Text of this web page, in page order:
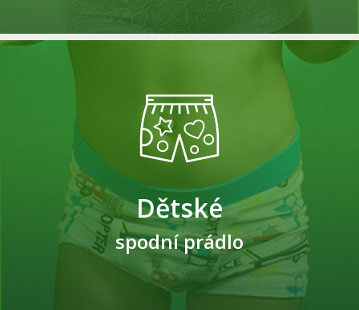
Dětské
spodní prádlo